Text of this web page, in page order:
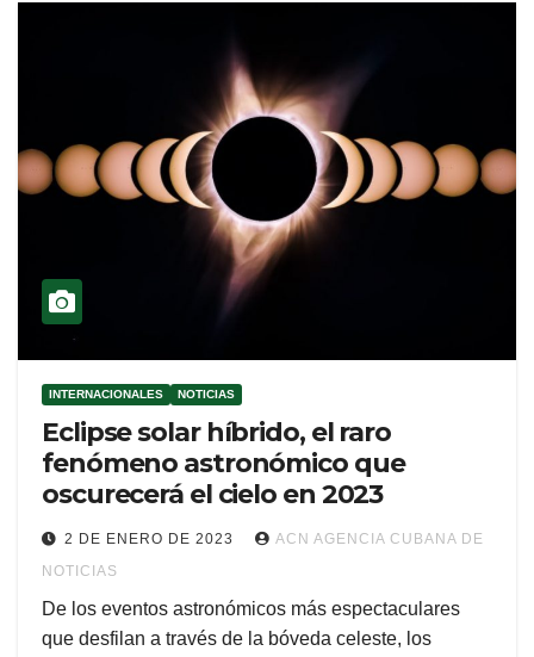
INTERNACIONALES NOTICIAS
Eclipse solar híbrido, el raro
fenómeno astronómico que
oscurecerá el cielo en 2023
2 DE ENERO DE 2023
ACN AGENCIA CUBANA DE
NOTICIAS
De los eventos astronómicos más espectaculares
que desfilan a través de la bóveda celeste, los